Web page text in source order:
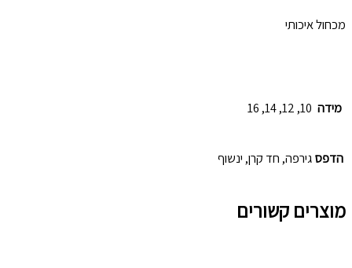
מכחול איכותי
מידה 10, 12, 14, 16
הדפסגירפה, חד קרן, ינשוף
מוצרים קשורים